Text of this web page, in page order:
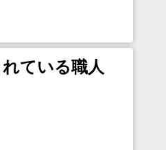
ている職人